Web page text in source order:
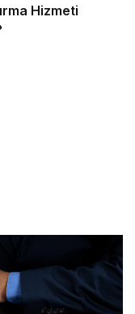
Hizmeti